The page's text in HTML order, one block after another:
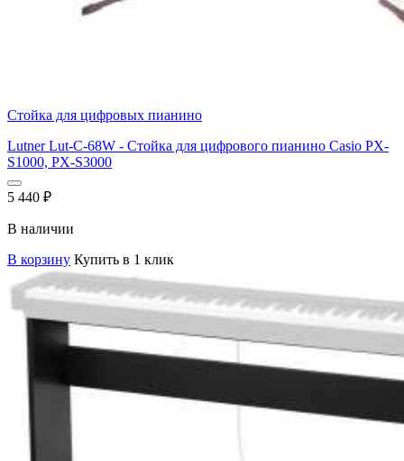
Стойка для цифровых пианино
Lutner Lut-C-68W - Стойка для цифрового пианино Casio PX-
S1000, PX-S3000
5 440 ₽
В наличии
В корзину Купить в 1 клик